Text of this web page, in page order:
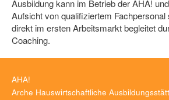
Ausbildung kann im Betrieb der AHA!
Aufsicht von qualifiziertem Fachpersonal
direkt im ersten Arbeitsmarkt begleitet
Coaching.
AHA!
Arche Hauswirtschaftliche